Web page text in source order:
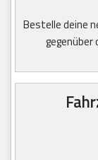
Bestelle deine
gegenüber